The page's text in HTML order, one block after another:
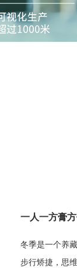
一人一方膏
冬季是一个养
步行矫捷，思